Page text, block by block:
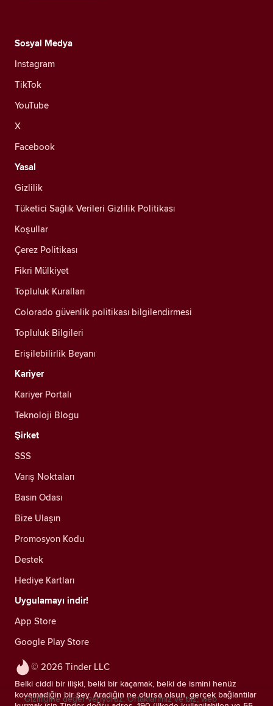
© 2026 Tinder LLC
Belki ciddi bir ilişki, belki bir kaçamak, belki de ismini henüz
koyamadığın bir şey. Aradığın ne olursa olsun, gerçek bağlantılar
Sosyal Medya
Instagram
TikTok
YouTube
X
Facebook
Yasal
Gizlilik
Tüketici Sağlık Verileri Gizlilik Politikası
Koşullar
Çerez Politikası
Fikri Mülkiyet
Topluluk Kuralları
Colorado güvenlik politikası bilgilendirmesi
Topluluk Bilgileri
Erişilebilirlik Beyanı
Kariyer
Kariyer Portalı
Teknoloji Blogu
Şirket
SSS
Varış Noktaları
Basın Odası
Bize Ulaşın
Promosyon Kodu
Destek
Hediye Kartları
Uygulamayı indir!
App Store
Google Play Store
Gizliliğine değer veriyoruz. Ortaklarımız ve biz; web